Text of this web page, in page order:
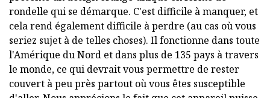
rondelle qui se démarque. C'est difficile à manquer, et
cela rend également difficile à perdre (au cas où vous
seriez sujet à de telles choses). Il fonctionne dans toute
l'Amérique du Nord et dans plus de 135 pays à travers
le monde, ce qui devrait vous permettre de rester
couvert à peu près partout où vous êtes susceptible